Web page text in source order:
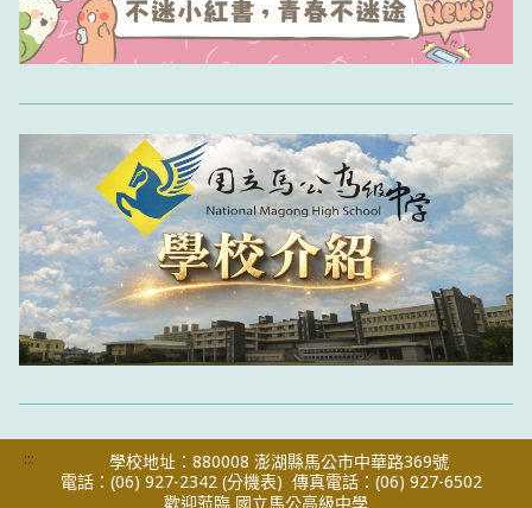
:::
學校地址：880008 澎湖縣馬公市中華路369號
電話：(06) 927-2342 (分機表) 傳真電話：(06) 927-6502
歡迎蒞臨 國立馬公高級中學